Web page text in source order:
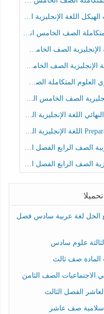
الخامس انسبير الفصل الثالث
الصف الخامس الفصل الثالث
الصف الخامس عام الفصل الثالث
الصف الرابع الفصل الثالث
الرابع الفصل الثالث
الرابع الفصل الثالث
الحل لغة عربية سادس فصل
علوم سادس
المادة صف ثالث
الاجتماعيات الصف الثامن
الفصل الثالث
صف عاشر